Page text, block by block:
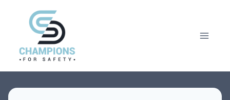
contenido